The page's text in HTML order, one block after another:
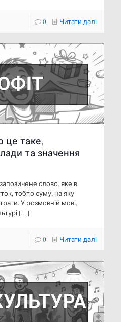
0 Читати далі
це таке,
та значення
слово, яке в
тобто суму, на яку
У розмовній мові,
[…]
0 Читати далі